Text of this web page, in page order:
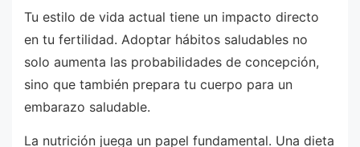
Tu estilo de vida actual tiene un impacto directo
en tu fertilidad. Adoptar hábitos saludables no
solo aumenta las probabilidades de concepción,
sino que también prepara tu cuerpo para un
embarazo saludable.
La nutrición juega un papel fundamental. Una dieta